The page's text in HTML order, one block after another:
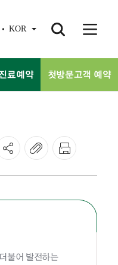
KOR
료예약 첫방문고객 예약
불어 발전하는